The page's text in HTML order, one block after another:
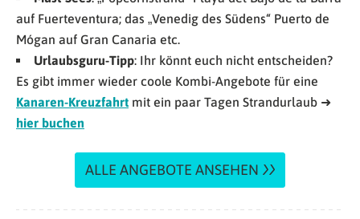
auf Fuerteventura; das „Venedig des Südens“ Puerto de
Mógan auf Gran Canaria etc.
Urlaubsguru-Tipp: Ihr könnt euch nicht entscheiden?
Es gibt immer wieder coole Kombi-Angebote für eine
Kanaren-Kreuzfahrt mit ein paar Tagen Strandurlaub ➜
hier buchen
ALLE ANGEBOTE ANSEHEN